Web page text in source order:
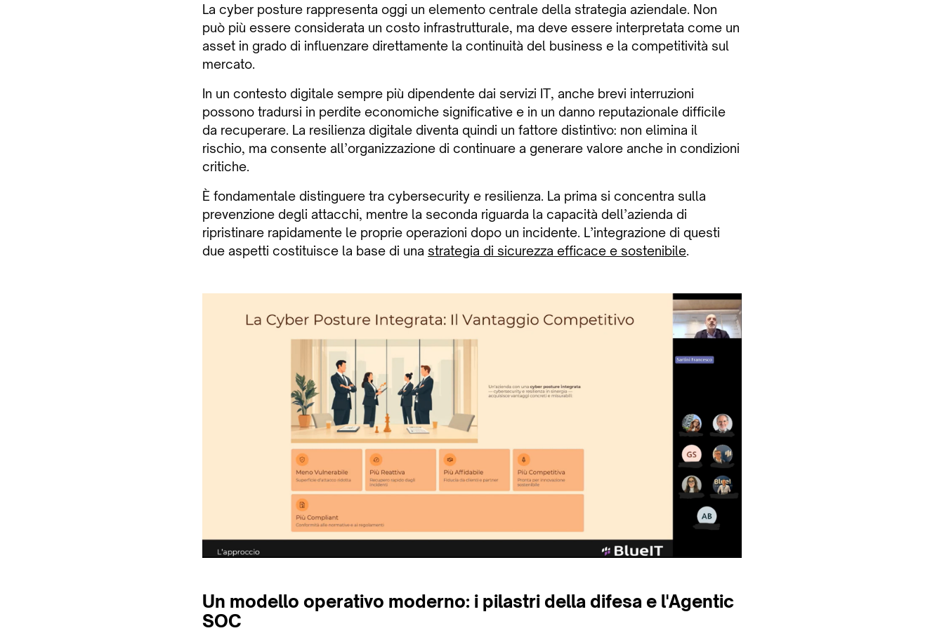
La cyber posture rappresenta oggi un elemento centrale della strategia aziendale. Non
può più essere considerata un costo infrastrutturale, ma deve essere interpretata come un
asset in grado di influenzare direttamente la continuità del business e la competitività sul
mercato.
In un contesto digitale sempre più dipendente dai servizi IT, anche brevi interruzioni
possono tradursi in perdite economiche significative e in un danno reputazionale difficile
da recuperare. La resilienza digitale diventa quindi un fattore distintivo: non elimina il
rischio, ma consente all’organizzazione di continuare a generare valore anche in condizioni
critiche.
È fondamentale distinguere tra cybersecurity e resilienza. La prima si concentra sulla
prevenzione degli attacchi, mentre la seconda riguarda la capacità dell’azienda di
ripristinare rapidamente le proprie operazioni dopo un incidente. L’integrazione di questi
due aspetti costituisce la base di una strategia di sicurezza efficace e sostenibile.
Un modello operativo moderno: i pilastri della difesa e l'Agentic
SOC